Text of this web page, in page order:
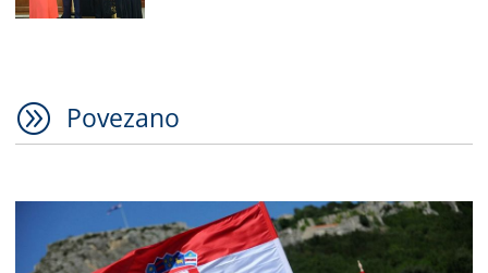
A Povezano